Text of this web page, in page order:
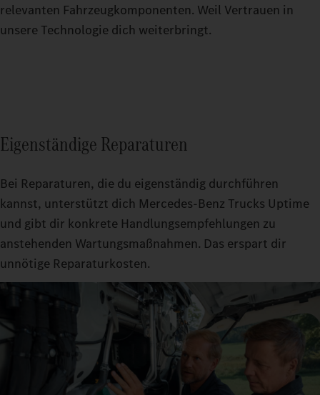
relevanten Fahrzeugkomponenten. Weil Vertrauen in
unsere Technologie dich weiterbringt.
Eigenständige Reparaturen
Bei Reparaturen, die du eigenständig durchführen
kannst, unterstützt dich Mercedes‑Benz Trucks Uptime
und gibt dir konkrete Handlungsempfehlungen zu
anstehenden Wartungsmaßnahmen. Das erspart dir
unnötige Reparaturkosten.